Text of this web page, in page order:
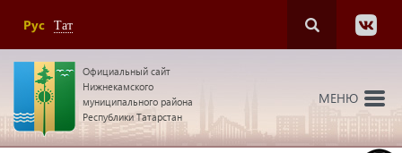
Рус Тат
Официальный сайт
Нижнекамского
муниципального района
Республики Татарстан
МЕНЮ